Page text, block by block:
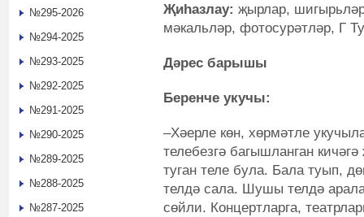
Җиһазлау: җырлар,
мәкальләр, фотосурәтләр, Г
Дәрес барышы
Беренче укучы:
–Хәерле көн, хөрмәтле
телебезгә багышланган
туган теле була. Бала туып,
телдә сала. Шушы телдә
сөйли. Концертларга,
№295-2026
№294-2025
№293-2025
№292-2025
№291-2025
№290-2025
№289-2025
№288-2025
№287-2025